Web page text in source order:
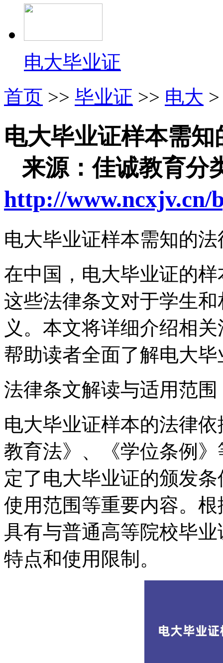
电大毕业证
首页 >> 毕业证 >> 电大
电大毕业证样本需知
来源：佳诚教育
http://www.ncxjv.cn/
电大毕业证样本需知的
在中国，电大毕业证的
这些法律条文对于学生
义。本文将详细介绍相
帮助读者全面了解电大
法律条文解读与适用范围
电大毕业证样本的法律
教育法》、《学位条例
定了电大毕业证的颁发
使用范围等重要内容。
具有与普通高等院校毕
特点和使用限制。